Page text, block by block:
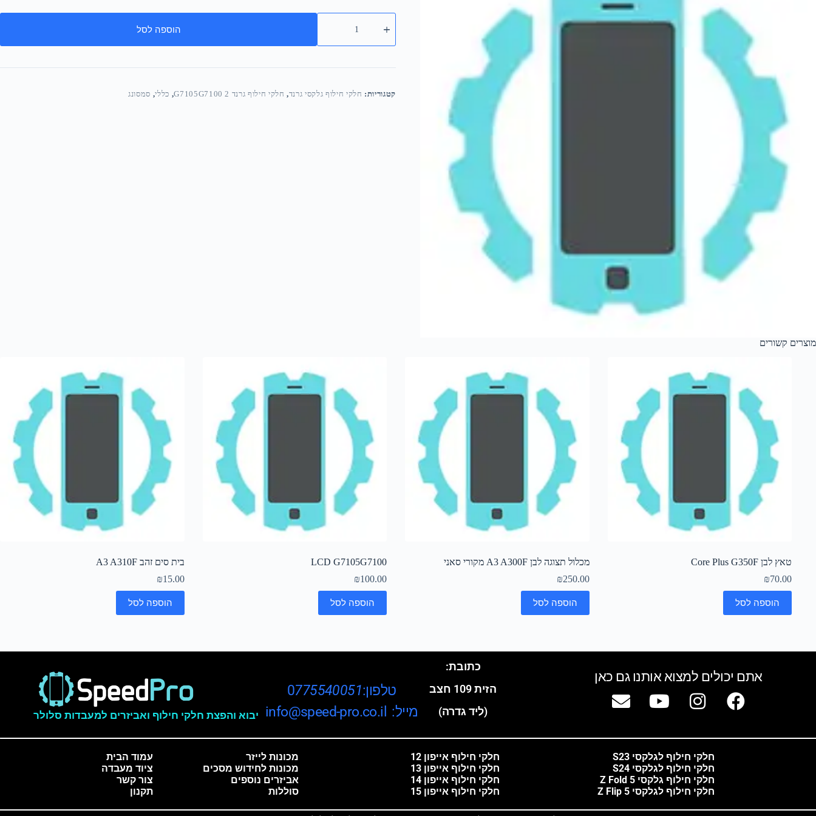
הוספה לסל
קטגוריות: חלקי חילוף גלקסי גרנד, חלקי חילוף גרנד 2 G7105G7100 , כללי, סמסונג
מוצרים קשורים
טאץ לבן Core Plus G350F
₪70.00
הוספה לסל
מכלול תצוגה לבן A3 A300F מקורי סאני
₪250.00
הוספה לסל
LCD G7105G7100
₪100.00
הוספה לסל
בית סים זהב A3 A310F
₪15.00
הוספה לסל
אתם יכולים למצוא אותנו גם כאן
יבוא והפצת חלקי חילוף ואביזרים למעבדות סלולר
טלפון:0775540051
מייל: info@speed-pro.co.il
כתובת:
הזית 109 חצב
(ליד גדרה)
עמוד הבית
ציוד מעבדה
צור קשר
תקנון
מכונות לייזר
מכונות לחידוש מסכים
אביזרים נוספים
סוללות
חלקי חילוף אייפון 12
חלקי חילוף אייפון 13
חלקי חילוף אייפון 14
חלקי חילוף אייפון 15
חלקי חילוף לגלקסי S23
חלקי חילוף לגלקסי S24
חלקי חילוף גלקסי Z Fold 5
חלקי חילוף לגלקסי Z Flip 5